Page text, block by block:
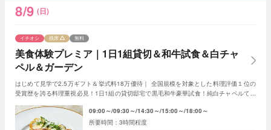
8/9 (日)
美食体験プレミア｜1日1組貸切＆和牛試食＆白チャ
ペル＆ガーデン
イチオシ 残席 無料
はじめて見学で2.5万ギフト＆挙式料18万優待｜ 全国規模を対象とした料理評価１位の
受賞歴を誇る料理重視必見！1日1組の貸切邸宅で黒毛和牛豪華試食！純白チャペルで感
09:00～ 09:30～ 14:30～ 15:00～ 18:00～
3時間程度